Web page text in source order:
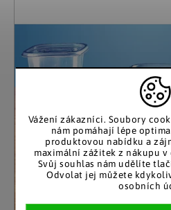
Vážení zákazníci. Soubory
nám pomáhají lépe
produktovou nabídku a
maximální zážitek z nákupu v
Svůj souhlas nám udělíte
Odvolat jej můžete
osobních